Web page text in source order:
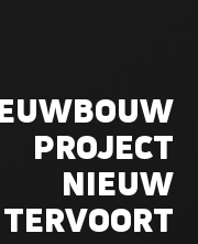
PROJECT
NIEUW
TERVOORT